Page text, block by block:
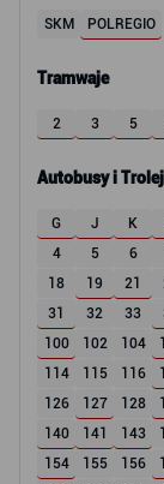
SKM POLREGIO
Tramwaje
2 3 5
Autobusy i
G J K
4
5 6
18
19 21
31
32 33
100
102 104
114
115 116
126
127 128
140
141 143
154
155 156